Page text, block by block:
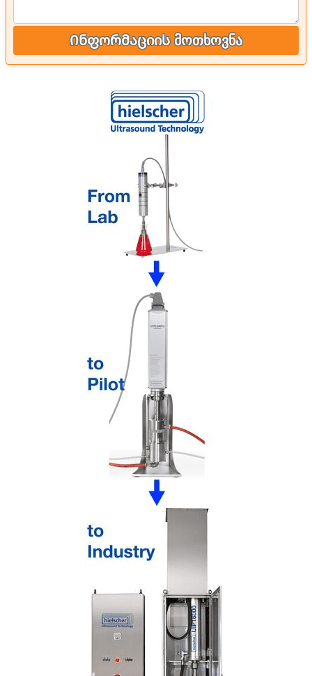
Ინფორმაციის მოთხოვნა